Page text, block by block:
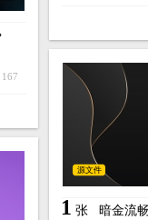
167
源文件
1 张暗金流